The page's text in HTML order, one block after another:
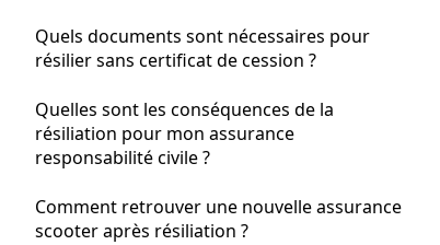
Quels documents sont nécessaires pour
résilier sans certificat de cession ?
Quelles sont les conséquences de la
résiliation pour mon assurance
responsabilité civile ?
Comment retrouver une nouvelle assurance
scooter après résiliation ?